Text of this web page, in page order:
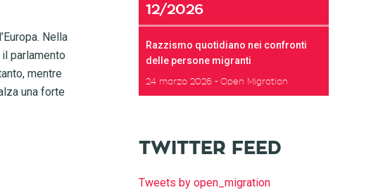
Nella
parlamento
mentre
una forte
12/2026
Razzismo quotidiano nei confronti
delle persone migranti
24 marzo 2026 Open Migration
TWITTER FEED
Tweets by open_migration